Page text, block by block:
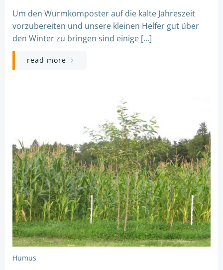
Um den Wurmkomposter auf die kalte Jahreszeit
vorzubereiten und unsere kleinen Helfer gut über
den Winter zu bringen sind einige […]
read more
Humus